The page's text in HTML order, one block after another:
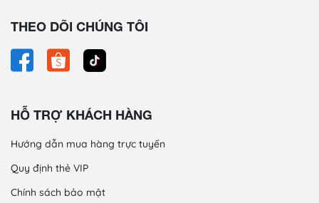
THEO DÕI CHÚNG TÔI
HỖ TRỢ KHÁCH HÀNG
Hướng dẫn mua hàng trực tuyến
Quy định thẻ VIP
Chính sách bảo mật